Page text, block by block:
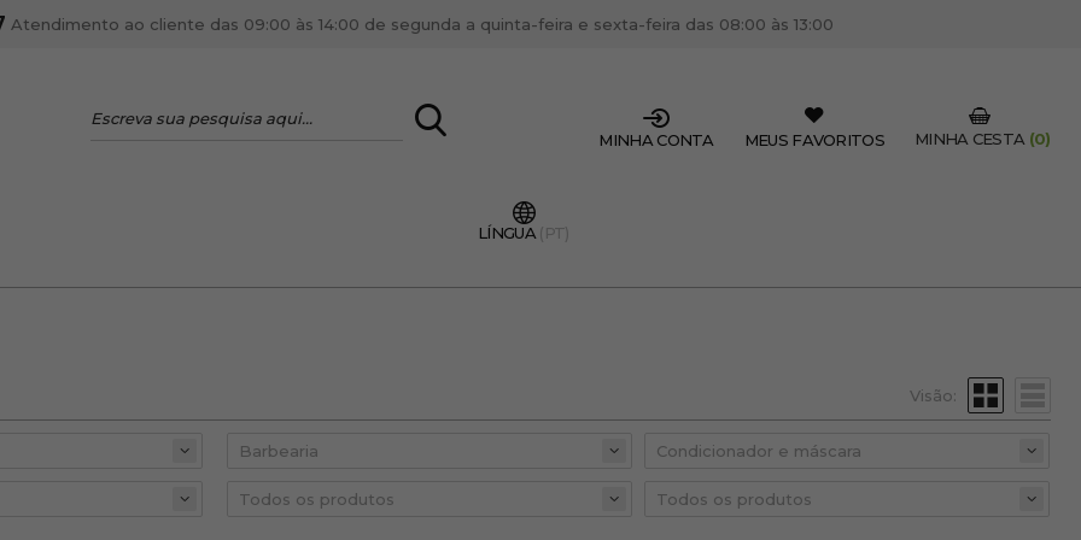
LOGIN
ficar por dentro
CRIAR CONTA PROFISSIONAL
Atendimento ao cliente das 09:00 às 14:00 de segunda a quinta-feira e sexta-feira das 08:00 às 13:00
MINHA CESTA (0)
MEUS FAVORITOS
MINHA CONTA
LÍNGUA (PT)
Visão: